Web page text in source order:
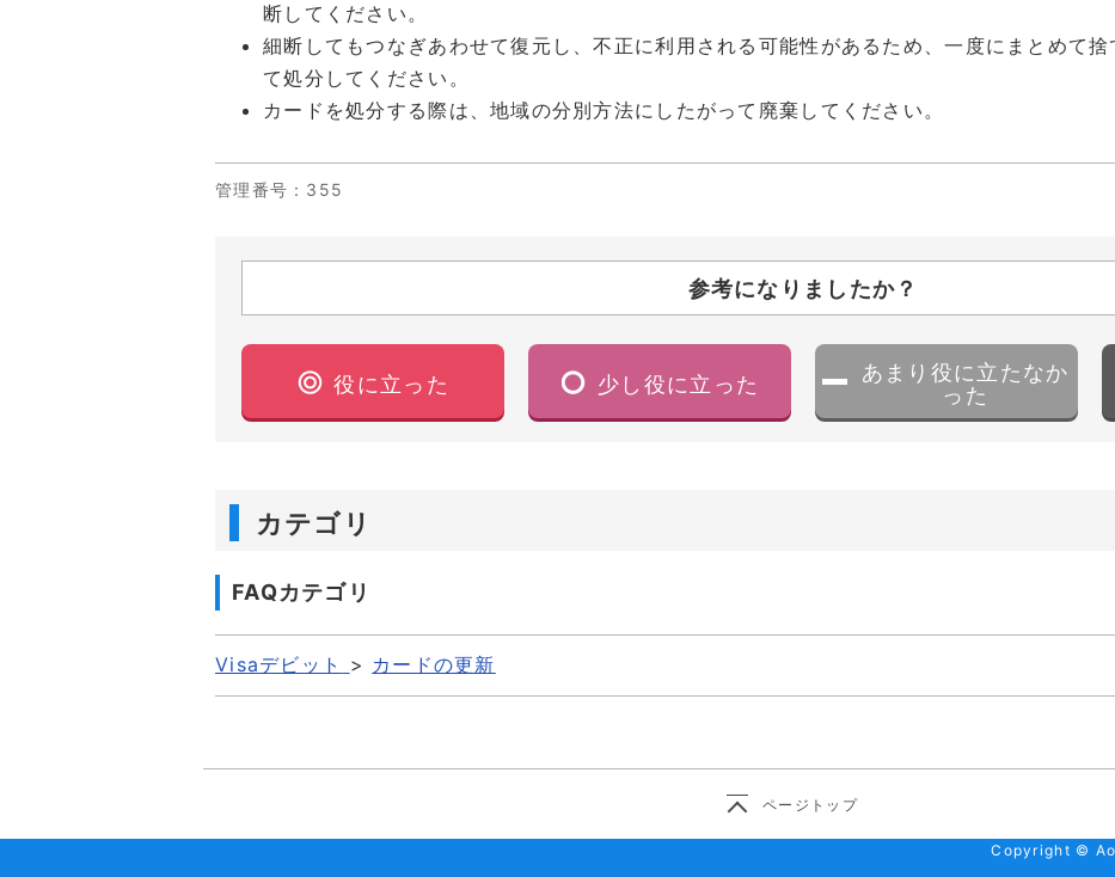
断してください。
細断してもつなぎあわせて復元し、不正に利用される可能性があるため、一度にまとめて
て処分してください。
カードを処分する際は、地域の分別方法にしたがって廃棄してください。
管理番号 ：355
参考になりましたか？
役に立った 少し役に立った
あまり役に立たなか
った
カテゴリ
FAQカテゴリ
Visaデビット > カードの更新
ページトップ
Copyright ©